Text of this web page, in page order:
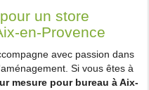
un store
en-Provence
avec passion dans
Si vous êtes à
mesure pour bureau à Aix-